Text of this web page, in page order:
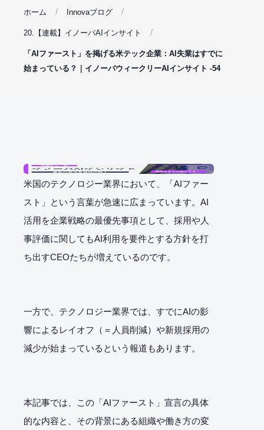
ホーム Innovaブログ
20.【連載】イノーバAIインサイト
「AIファースト」を掲げる米テック企業：AI失業はすでに
始まっている？｜イノーバウィークリーAIインサイト -54
米国のテクノロジー業界において、「AIファー
スト」という言葉が急速に広まっています。AI
活用を企業戦略の最優先事項として、採用や人
事評価に関してもAI利用を要件とする方針を打
ち出すCEOたちが増えているのです。
一方で、テクノロジー業界では、すでにAIの影
響によるレイオフ（＝人員削減）や新規採用の
減少が始まっているという報道もあります。
本記事では、この「AIファースト」宣言の具体
的な内容と、その背景にある組織や働き方の変